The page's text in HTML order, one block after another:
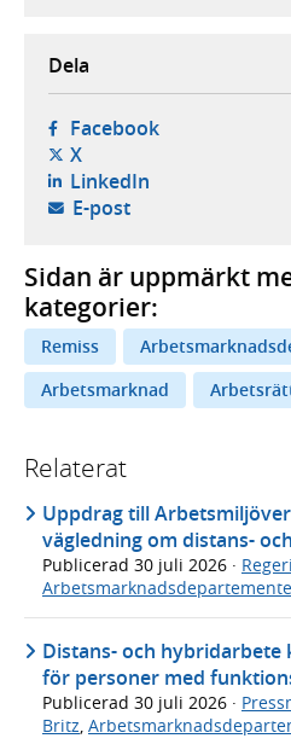
Dela
Facebook- öppnas i ny
X- öppnas i ny flik,
LinkedIn- öppnas i ny
E-post- öppnar din e-
Sidan är uppmärkt
kategorier:
Remiss
Arbetsmarknad
Relaterat
Uppdrag till
vägledning om distans-
Publicerad 30 juli 2026 ·
Distans- och hybridarbete
för personer med
Publicerad 30 juli 2026 ·
Britz